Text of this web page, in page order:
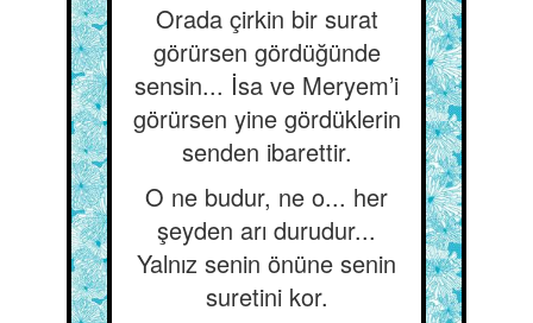
Orada çirkin bir surat
görürsen gördüğünde
sensin... İsa ve Meryem’i
görürsen yine gördüklerin
senden ibarettir.
O ne budur, ne o... her
şeyden arı durudur...
Yalnız senin önüne senin
suretini kor.